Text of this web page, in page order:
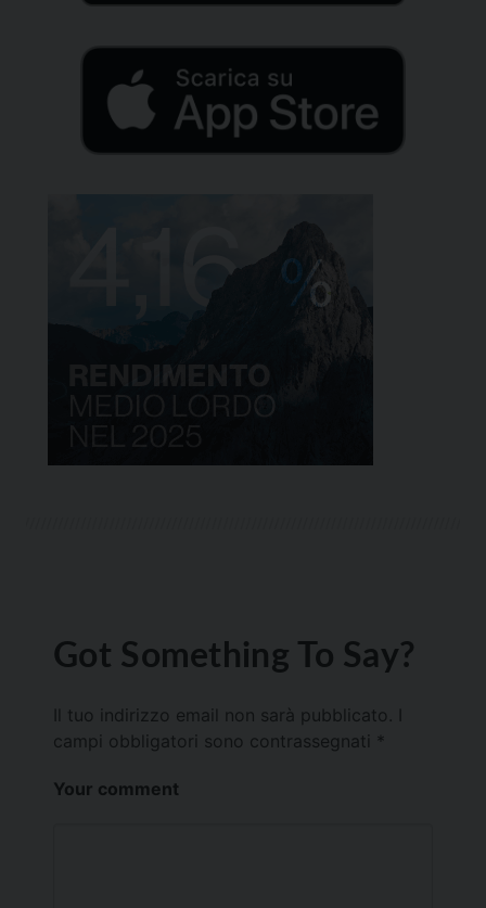
Got Something To Say?
Il tuo indirizzo email non sarà pubblicato.
campi obbligatori sono contrassegnati *
Your comment